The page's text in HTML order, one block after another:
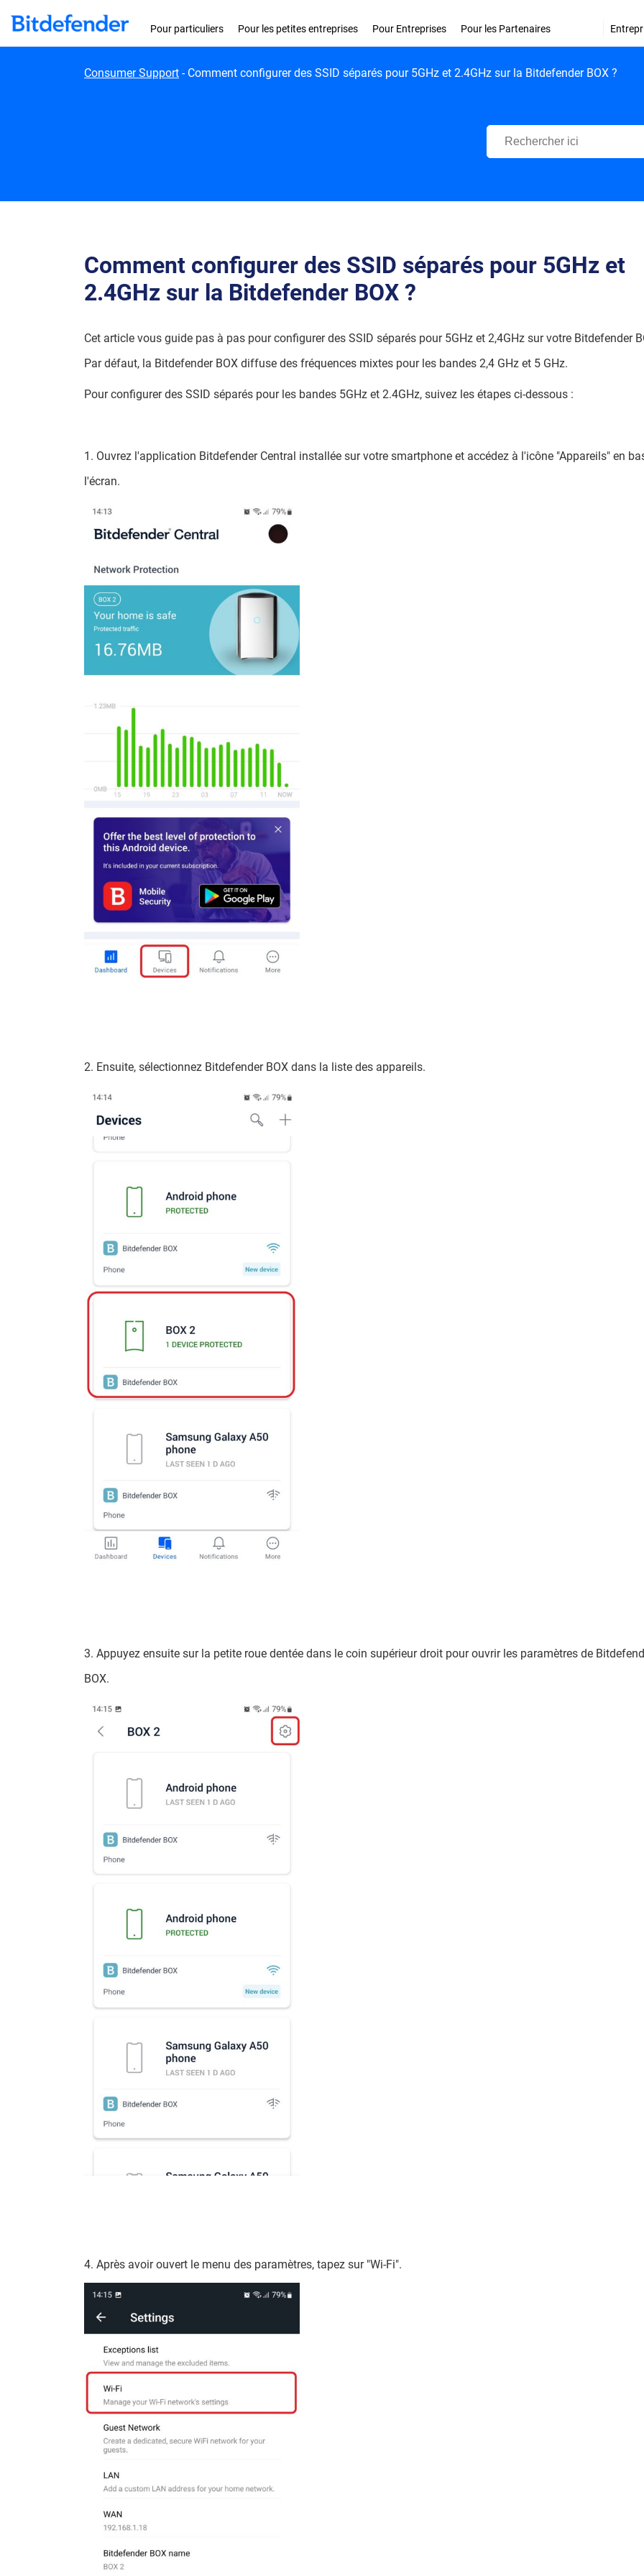
Skip to content
Pour particuliers Pour les petites entreprises Pour Entreprises Pour les Partenaires
Consumer Support - Comment configurer des SSID séparés pour 5GHz et 2.4GHz sur la Bitdefender BOX ?
Centre d'Assistance
Comment configurer des SSID séparés pour 5GHz et
2.4GHz sur la Bitdefender BOX ?
Cet article vous guide pas à pas pour configurer des SSID séparés pour 5GHz et 2,4GHz sur votre Bitdefender
Par défaut, la Bitdefender BOX diffuse des fréquences mixtes pour les bandes 2,4 GHz et 5 GHz.
Pour configurer des SSID séparés pour les bandes 5GHz et 2.4GHz, suivez les étapes ci-dessous :
1. Ouvrez l'application Bitdefender Central installée sur votre smartphone et accédez à l'icône "Appareils" en
l'écran.
2. Ensuite, sélectionnez Bitdefender BOX dans la liste des appareils.
3. Appuyez ensuite sur la petite roue dentée dans le coin supérieur droit pour ouvrir les paramètres de
BOX.
4. Après avoir ouvert le menu des paramètres, tapez sur "Wi-Fi".